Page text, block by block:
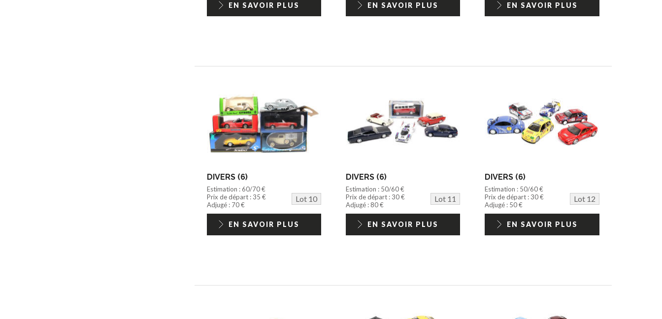
EN SAVOIR PLUS EN SAVOIR PLUS EN SAVOIR PLUS
DIVERS (6)
Estimation : 60/70 €
Prix de départ : 35 €
Lot 10
Adjugé : 70 €
EN SAVOIR PLUS
DIVERS (6)
Estimation : 50/60 €
Prix de départ : 30 €
Lot 11
Adjugé : 80 €
EN SAVOIR PLUS
DIVERS (6)
Estimation : 50/60 €
Prix de départ : 30 €
Lot 12
Adjugé : 50 €
EN SAVOIR PLUS